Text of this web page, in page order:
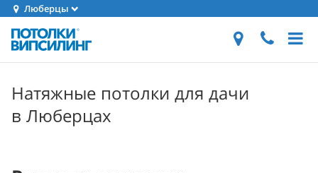
Люберцы
Натяжные потолки для дачи
в Люберцах